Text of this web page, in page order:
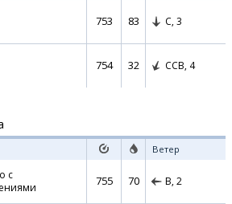
753 83 С, 3
754 32 ССВ, 4
Ветер
с
755 70 В, 2